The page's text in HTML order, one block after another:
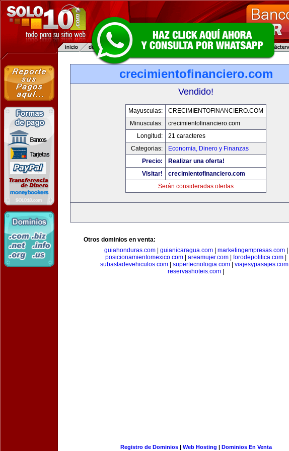
crecimientofinanciero.com
Vendido!
Mayusculas:
CRECIMIENTOFINANCIERO.COM
Minusculas:
crecimientofinanciero.com
Longitud:
21 caracteres
Categorias:
Economia, Dinero y Finanzas
Precio:
Realizar una oferta!
Visitar!
crecimientofinanciero.com
Serán consideradas ofertas
Otros dominios en venta:
guiahonduras.com| guianicaragua.com| marketingempresas.com|
posicionamientomexico.com
areamujer.com forodepolitica.com
subastadevehiculos.com
supertecnologia.com viajesypasajes.com
reservashoteis.com
Registro de Dominios| Web Hosting | Dominios En Venta